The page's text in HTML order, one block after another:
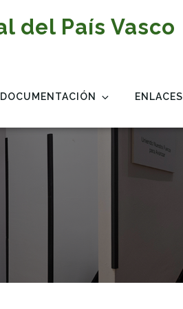
del País Vasco
DOCUMENTACIÓN ENLACES